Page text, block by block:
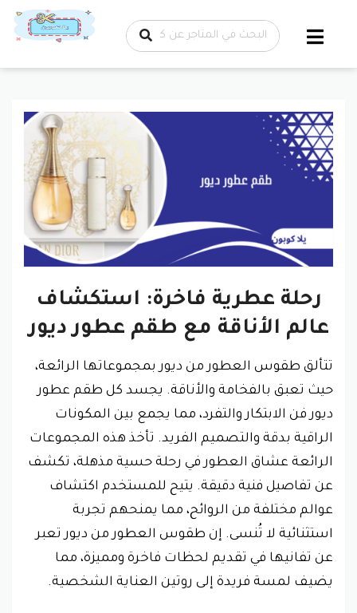
تخطي إلى
المحتوى
رحلة عطرية فاخرة: استكشاف
عالم الأناقة مع طقم عطور ديور
تتألق طقوس العطور من ديور بمجموعاتها الرائعة،
حيث تعبق بالفخامة والأناقة. يجسد كل طقم عطور
ديور فن الابتكار والتفرد، مما يجمع بين المكونات
الراقية بدقة والتصميم الفريد. تأخذ هذه المجموعات
الرائعة عشاق العطور في رحلة حسية مذهلة، تكشف
عن تفاصيل فنية دقيقة. يتيح للمستخدم اكتشاف
عوالم مختلفة من الروائح، مما يمنحهم تجربة
استثنائية لا تُنسى. إن طقوس العطور من ديور تعبر
عن تفانيها في تقديم لحظات فاخرة ومميزة، مما
يضيف لمسة فريدة إلى روتين العناية الشخصية.